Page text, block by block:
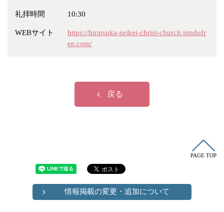
フリーワード
礼拝時間 10:30
WEBサイト
https://hiratsuka-seikei-christ-church.jimdofr
ee.com/
戻る
PAGE TOP
情報掲載の変更・追加について